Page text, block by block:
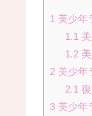
1 美少年
1.1
1.2美
2 美少年
2.1
3 美少年